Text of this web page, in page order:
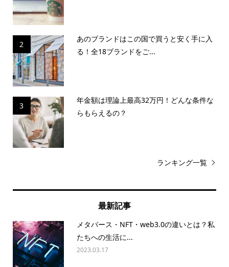
2
あのブランドはこの国で買うと安く手に入
る！全18ブランドをご...
3
年金額は理論上最高32万円！どんな条件な
らもらえるの？
ランキング一覧
最新記事
メタバース・NFT・web3.0の違いとは？私
たちへの生活に...
2023.03.17